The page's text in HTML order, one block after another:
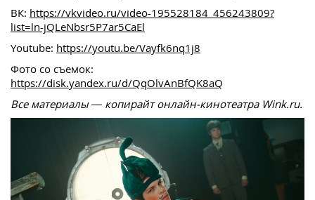
ВК: https://vkvideo.ru/video-195528184_456243809?
list=ln-jQLeNbsr5P7ar5CaEl
Youtube: https://youtu.be/Vayfk6nq1j8
Фото со съемок:
https://disk.yandex.ru/d/QqOlvAnBfQK8aQ
Все материалы — копирайт онлайн-кинотеатра Wink.ru.